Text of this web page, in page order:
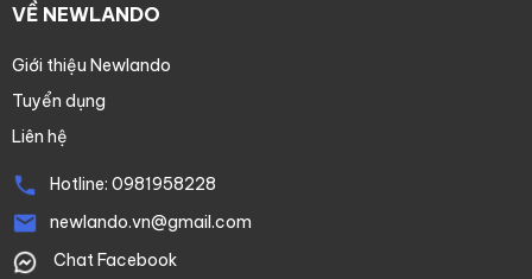
VỀ NEWLANDO
Giới thiệu Newlando
Tuyển dụng
Liên hệ
Hotline: 0981958228
newlando.vn@gmail.com
Chat Facebook